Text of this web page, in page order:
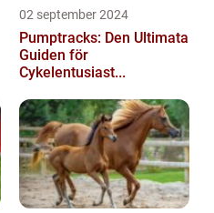
02 september 2024
Pumptracks: Den Ultimata
Guiden för
Cykelentusiast...